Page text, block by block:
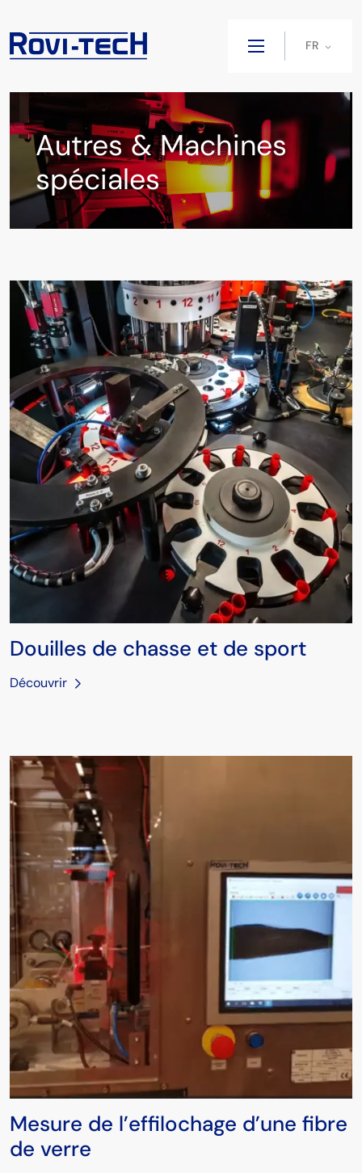
FR
Autres & Machines
spéciales
Douilles de chasse et de sport
Découvrir
Mesure de l’effilochage d’une fibre
de verre